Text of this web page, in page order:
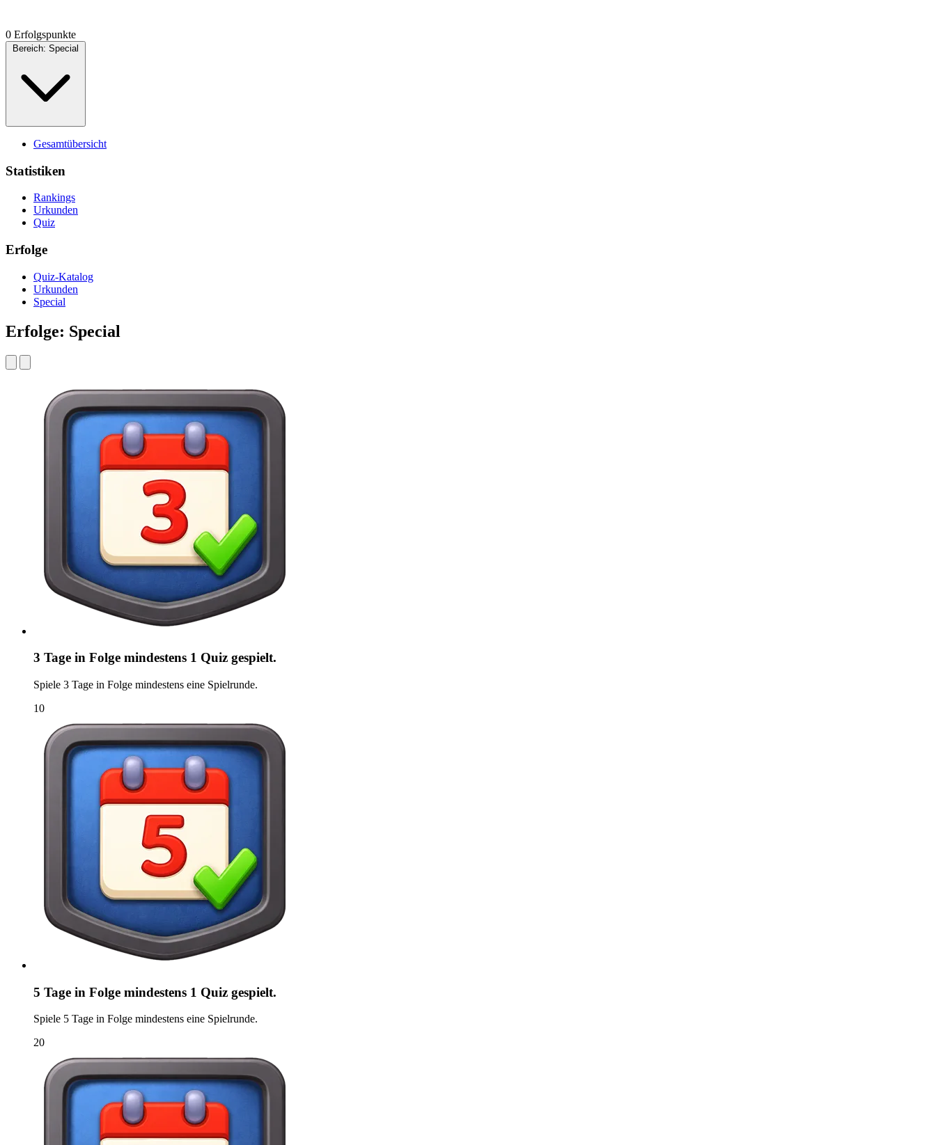
0 Erfolgspunkte
Bereich: Special
Gesamtübersicht
Statistiken
Rankings
Urkunden
Quiz
Erfolge
Quiz-Katalog
Urkunden
Special
Erfolge: Special
3 Tage in Folge mindestens 1 Quiz gespielt.
Spiele 3 Tage in Folge mindestens eine Spielrunde.
10
5 Tage in Folge mindestens 1 Quiz gespielt.
Spiele 5 Tage in Folge mindestens eine Spielrunde.
20